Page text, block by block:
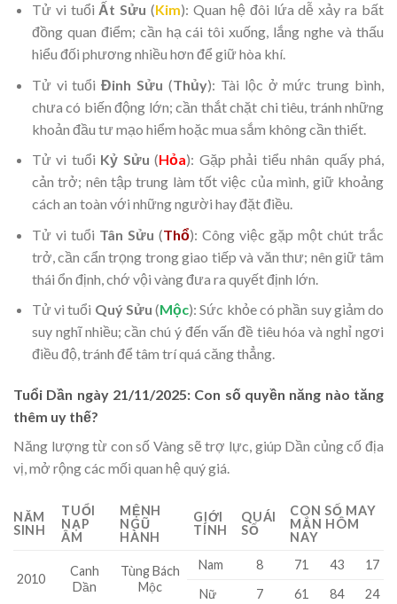
Tử vi tuổi Ất Sửu (Kim): Quan hệ đôi lứa dễ xảy ra bất
đồng quan điểm; cần hạ cái tôi xuống, lắng nghe và thấu
hiểu đối phương nhiều hơn để giữ hòa khí.
Tử vi tuổiĐinh Sửu (Thủy): Tài lộc ở mức trung bình,
chưa có biến động lớn; cần thắt chặt chi tiêu, tránh những
khoản đầu tư mạo hiểm hoặc mua sắm không cần thiết.
Tử vi tuổi Kỷ Sửu (Hỏa): Gặp phải tiểu nhân quấy phá,
cản trở; nên tập trung làm tốt việc của mình, giữ khoảng
cách an toàn với những người hay đặt điều.
Tử vi tuổi Tân Sửu (Thổ): Công việc gặp một chút trắc
trở, cần cẩn trọng trong giao tiếp và văn thư; nên giữ tâm
thái ổn định, chớ vội vàng đưa ra quyết định lớn.
Tử vi tuổi Quý Sửu (Mộc): Sức khỏe có phần suy giảm do
suy nghĩ nhiều; cần chú ý đến vấn đề tiêu hóa và nghỉ ngơi
điều độ, tránh để tâm trí quá căng thẳng.
Tuổi Dần ngày 21/11/2025: Con số quyền năng nào tăng
thêm uy thế?
Năng lượng từ con số Vàng sẽ trợ lực, giúp Dần củng cố địa
vị, mở rộng các mối quan hệ quý giá.
NĂM
SINH
TUỔI
NẠP
ÂM
MỆNH
NGŨ
HÀNH
GIỚI
TÍNH
QUÁI
SỐ
CON SỐ MAY
MẮN HÔM
NAY
2010
Canh
Dần
Tùng Bách
Mộc
Nam 8 71 43
17
Nữ
7 61 84 24